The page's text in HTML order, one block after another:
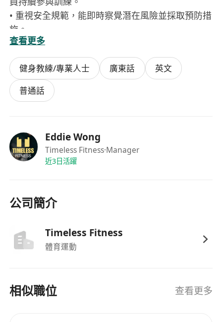
• 重視安全規範，能即時察覺潛在風險並採取預防措
施。
• 積極主動，具團隊合作精神，願意配合會所營運需
求提供支援服務。
查看更多
健身教練/專業人士 廣東話
英文
普通話
Eddie Wong
Timeless Fitness·Manager
近3日活躍
公司簡介
Timeless Fitness
體育運動
相似職位 查看更多